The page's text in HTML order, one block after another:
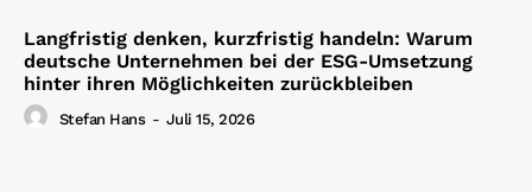
Langfristig denken, kurzfristig handeln: Warum
deutsche Unternehmen bei der ESG-Umsetzung
hinter ihren Möglichkeiten zurückbleiben
Stefan Hans - Juli 15, 2026